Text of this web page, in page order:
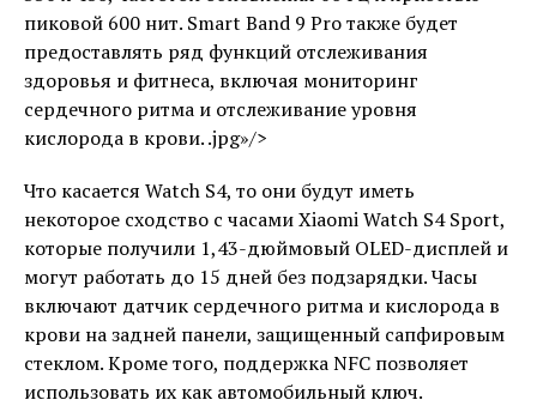
пиковой 600 нит. Smart Band 9 Pro также будет
предоставлять ряд функций отслеживания
здоровья и фитнеса, включая мониторинг
сердечного ритма и отслеживание уровня
кислорода в крови. .jpg»/>
Что касается Watch S4, то они будут иметь
некоторое сходство с часами Xiaomi Watch S4 Sport,
которые получили 1,43-дюймовый OLED-дисплей и
могут работать до 15 дней без подзарядки. Часы
включают датчик сердечного ритма и кислорода в
крови на задней панели, защищенный сапфировым
стеклом. Кроме того, поддержка NFC позволяет
использовать их как автомобильный ключ.